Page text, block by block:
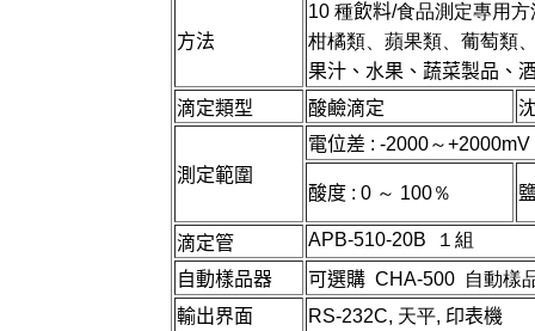
方法
10 種飲料/食
柑橘類、蘋果類、葡萄類
果汁、水果、蔬菜製品、
滴定類型
酸鹼滴定
測定範圍
電位差 : -2000～
酸度 : 0 ～ 100％
滴定管 APB-510-20B １ 組
自動樣品器
可選購 CHA-500 自動樣
輸出界面
RS-232C, 天平, 印表機